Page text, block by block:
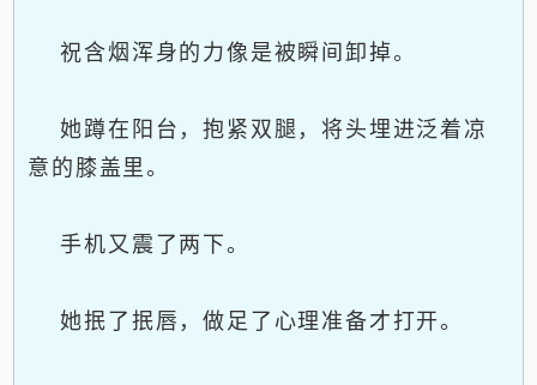
祝含烟浑身的力像是被瞬间卸掉。
她蹲在阳台，抱紧双腿，将头埋进泛着凉
意的膝盖里。
手机又震了两下。
她抿了抿唇，做足了心理准备才打开。